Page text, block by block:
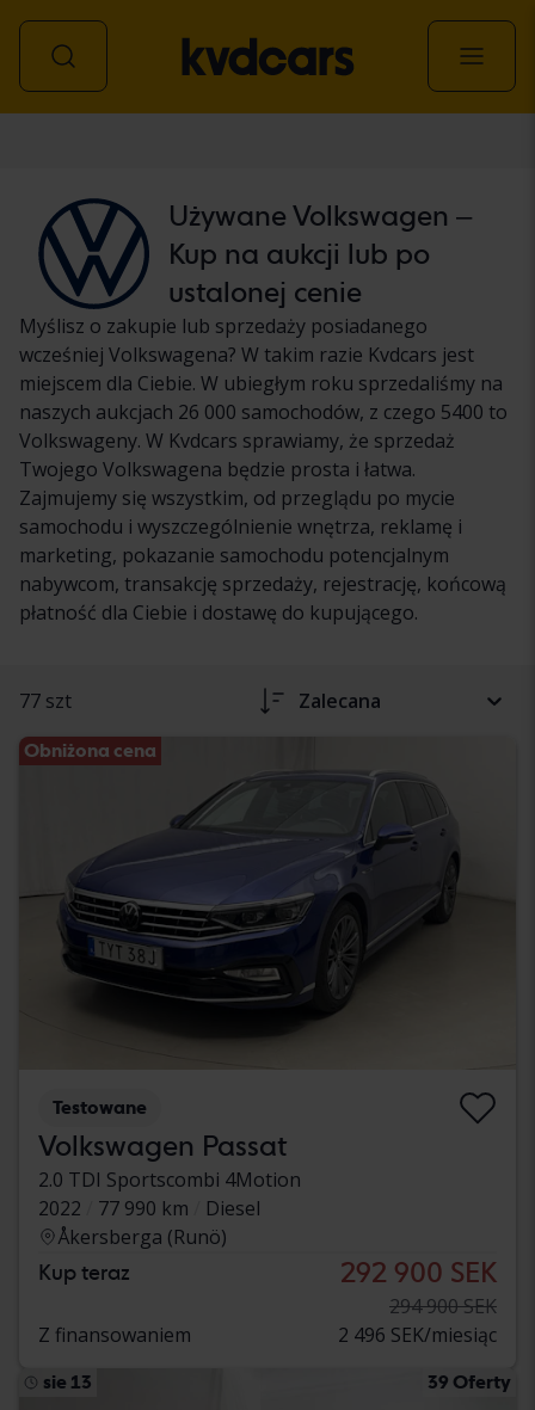
Używane Volkswagen –
Kup na aukcji lub po
ustalonej cenie
Myślisz o zakupie lub sprzedaży posiadanego
wcześniej Volkswagena? W takim razie Kvdcars jest
miejscem dla Ciebie. W ubiegłym roku sprzedaliśmy na
naszych aukcjach 26 000 samochodów, z czego 5400 to
Volkswageny. W Kvdcars sprawiamy, że sprzedaż
Twojego Volkswagena będzie prosta i łatwa.
Zajmujemy się wszystkim, od przeglądu po mycie
samochodu i wyszczególnienie wnętrza, reklamę i
marketing, pokazanie samochodu potencjalnym
nabywcom, transakcję sprzedaży, rejestrację, końcową
płatność dla Ciebie i dostawę do kupującego.
77 szt Zalecana
Obniżona cena
Testowane
Volkswagen Passat
2.0 TDI Sportscombi 4Motion
2022
77 990 km
Diesel
Åkersberga (Runö)
Kup teraz 292 900 SEK
294 900 SEK
Z finansowaniem
2 496 SEK/miesiąc
sie 13 39 Oferty